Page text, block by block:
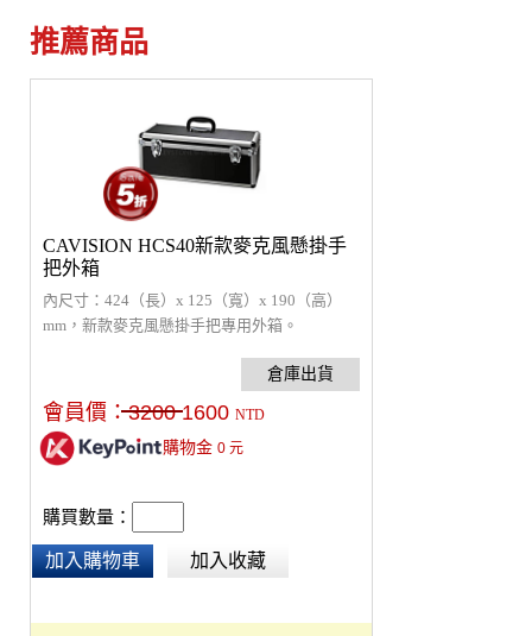
推薦商品
CAVISION HCS40新款麥克風懸掛手
把外箱
內尺寸：424（長）x 125（寬）x 190（高）
mm，新款麥克風懸掛手把專用外箱。
會員價：3200 1600 NTD
購物金 0元
購買數量：
加入購物車 加入收藏